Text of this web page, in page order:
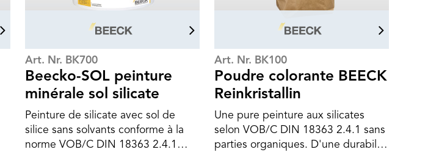
Art. Nr. BK700
Beecko-SOL peinture
minérale sol silicate
Peinture de silicate avec sol de
silice sans solvants conforme à la
norme VOB/C DIN 18363 2.4.1
Art. Nr. BK100
Poudre colorante BEECK
Reinkristallin
Une pure peinture aux silicates
selon VOB/C DIN 18363 2.4.1 sans
parties organiques. D'une durabilité